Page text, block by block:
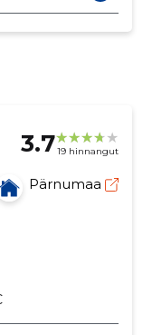
3.719 hinnangut
Pärnumaa